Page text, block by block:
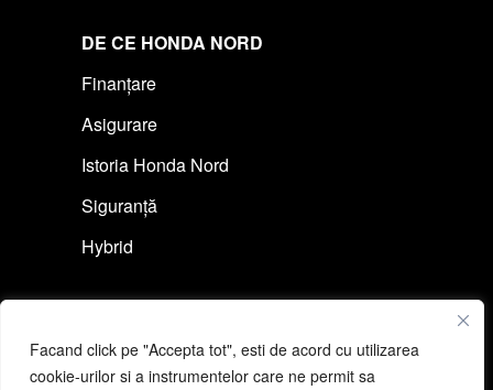
Facand click pe "Accepta tot", esti de acord cu utilizarea
cookie-urilor si a instrumentelor care ne permit sa
DE CE HONDA NORD
Finanțare
Asigurare
Istoria Honda Nord
Siguranță
Hybrid
Cere ofertă auto